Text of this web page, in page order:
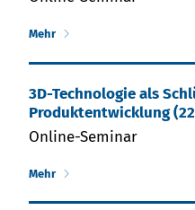
Mehr
3D-Technologie als
Produktentwicklung
Online-Seminar
Mehr